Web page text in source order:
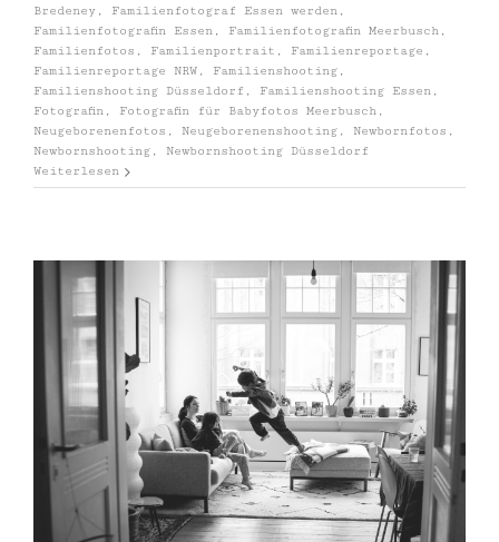
Bredeney , Familienfotograf Essen werden ,
Familienfotografin Essen , Familienfotografin Meerbusch ,
Familienfotos , Familienportrait , Familienreportage ,
Familienreportage NRW , Familienshooting ,
Familienshooting Düsseldorf , Familienshooting Essen ,
Fotografin , Fotografin für Babyfotos Meerbusch ,
Neugeborenenfotos , Neugeborenenshooting , Newbornfotos ,
Newbornshooting , Newbornshooting Düsseldorf
Weiterlesen